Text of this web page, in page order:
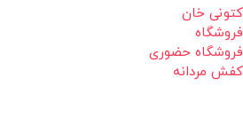
کتونی خان
فروشگاه
فروشگاه حضوری
کفش مردانه